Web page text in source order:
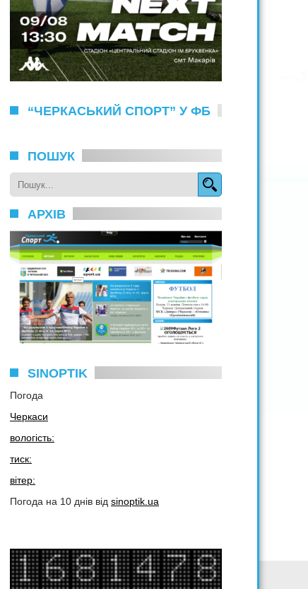
“ЧЕРКАСЬКИЙ СПОРТ” У ФБ
ПОШУК
АРХІВ
SINOPTIK
Погода
Черкаси
вологість:
тиск:
вітер:
Погода на 10 днів від sinoptik.ua